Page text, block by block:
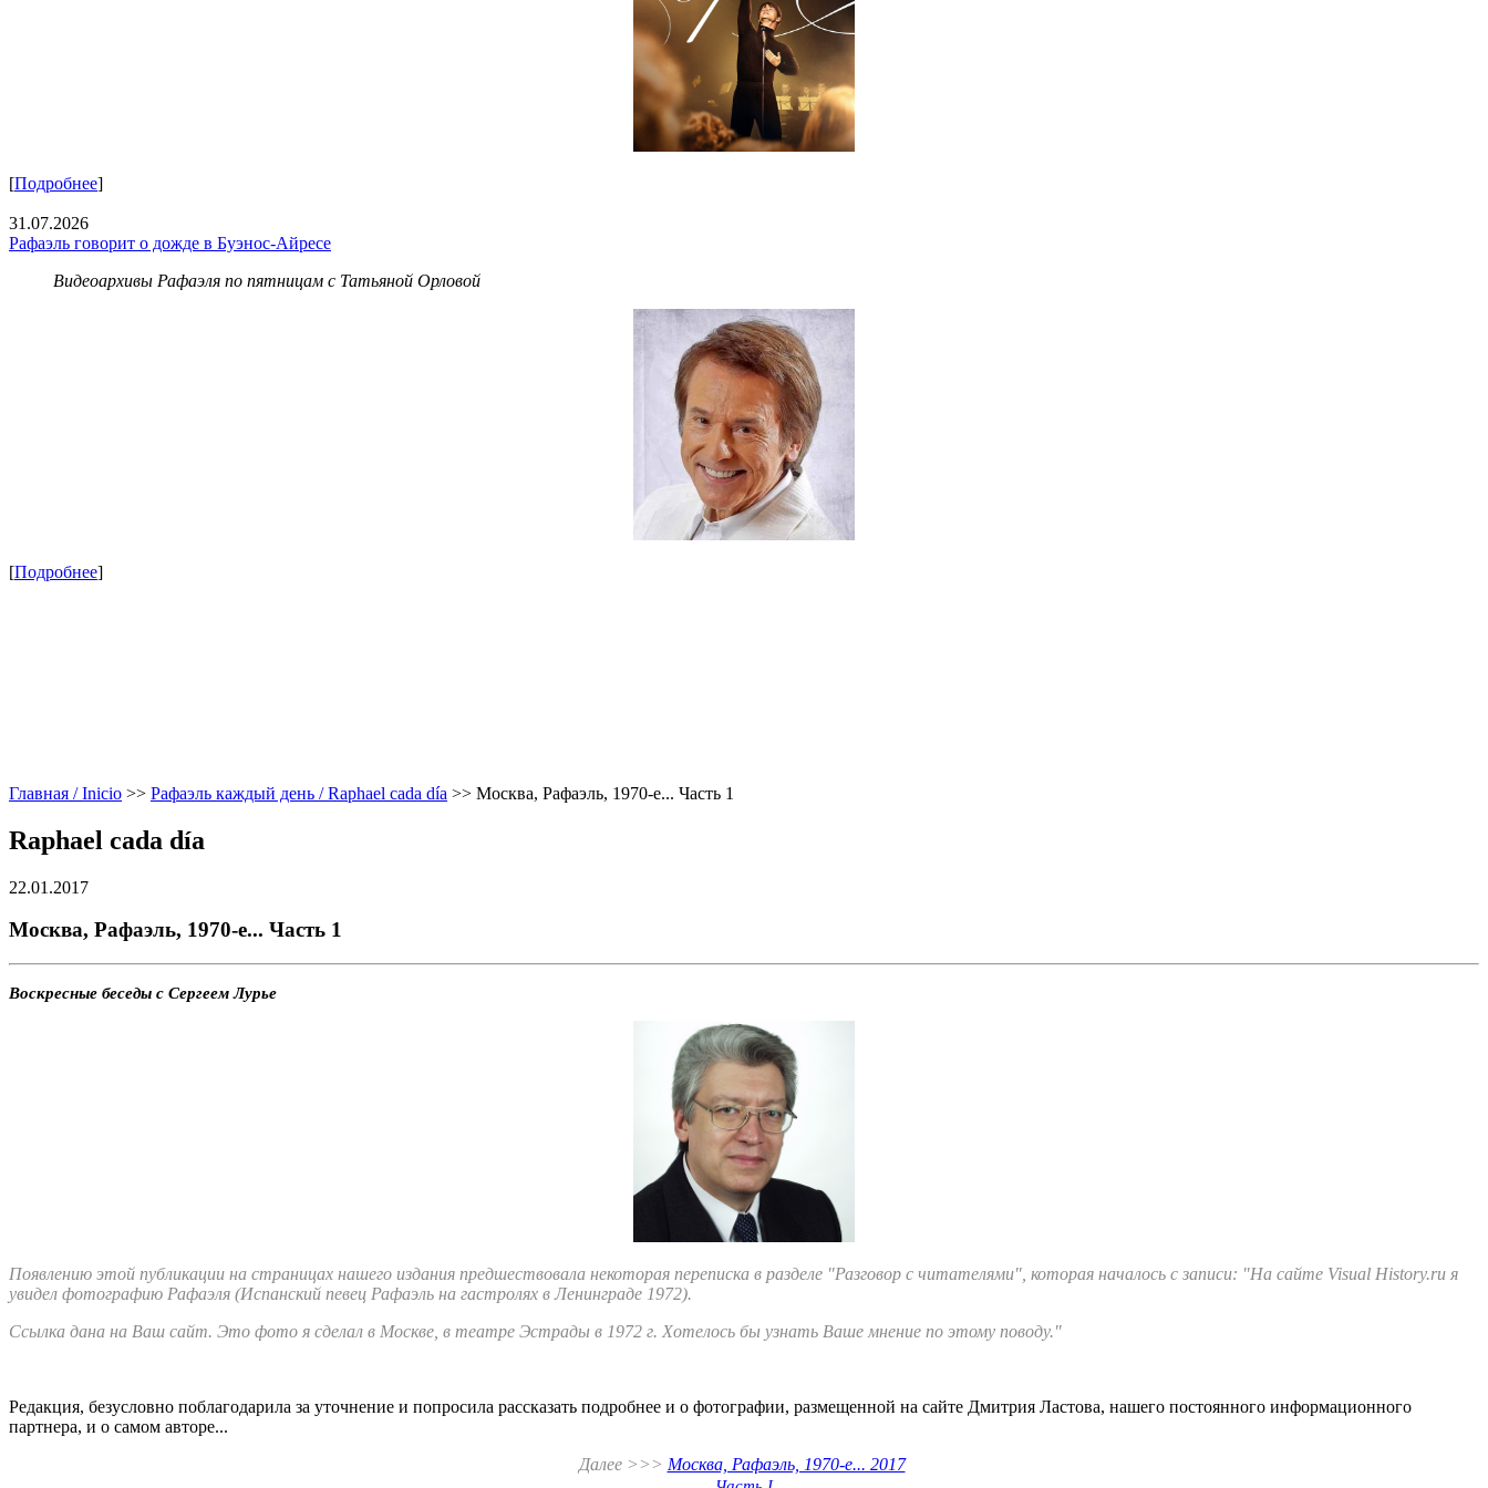
[Подробнее]
31.07.2026
Рафаэль говорит о дожде в Буэнос-Айресе
Видеоархивы Рафаэля по пятницам с Татьяной Орловой
[Подробнее]
Главная / Inicio >> Рафаэль каждый день / Raphael cada día >> Москва, Рафаэль, 1970-е... Часть 1
Raphael cada día
22.01.2017
Москва, Рафаэль, 1970-е... Часть 1
Воскресные беседы с Сергеем Лурье
Появлению этой публикации на страницах нашего издания предшествовала некоторая переписка в разделе "Разговор с читателями", которая началось с записи: "На сайте Visual History.ru я
увидел фотографию Рафаэля (Испанский певец Рафаэль на гастролях в Ленинграде 1972).
Ссылка дана на Ваш сайт. Это фото я сделал в Москве, в театре Эстрады в 1972 г. Хотелось бы узнать Ваше мнение по этому поводу."
Редакция, безусловно поблагодарила за уточнение и попросила рассказать подробнее и о фотографии, размещенной на сайте Дмитрия Ластова, нашего постоянного информационного
партнера, и о самом авторе...
Далее >>> Москва, Рафаэль, 1970-е... 2017